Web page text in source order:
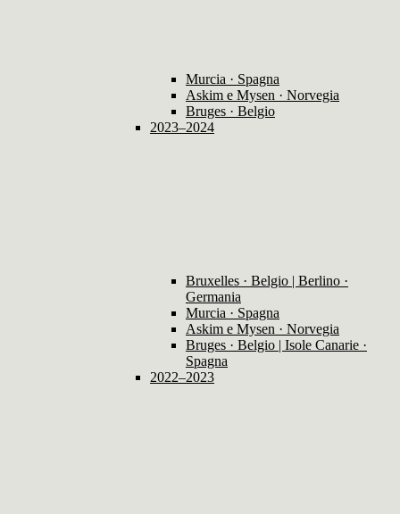
Murcia · Spagna
Askim e Mysen · Norvegia
Bruges · Belgio
2023–2024
Bruxelles · Belgio | Berlino ·
Germania
Murcia · Spagna
Askim e Mysen · Norvegia
Bruges · Belgio | Isole Canarie ·
Spagna
2022–2023